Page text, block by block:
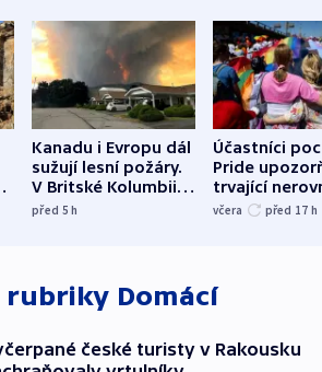
Kanadu i Evropu dál
sužují lesní požáry.
V Britské Kolumbii
evakuovali tisíce lidí
před 5h
Účastníci
Pride
trvající
včera před 17 h
rubriky Domácí
české turisty v Rakousku